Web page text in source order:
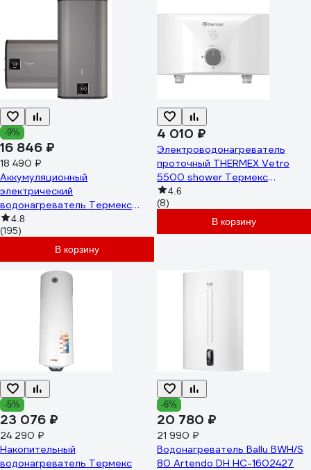
-9%
16 846 ₽
18 490 ₽
Аккумуляционный
электрический
водонагреватель Термекс
Fora 50 ЭдЭБ03556
4.8
(195)
В корзину
4 010 ₽
Электроводонагреватель
проточный THERMEX Vetro
5500 shower Термекс
ЭдЭБ04862
4.6
(8)
В корзину
-5%
23 076 ₽
24 290 ₽
Накопительный
водонагреватель Термекс
-6%
20 780 ₽
21 990 ₽
Водонагреватель Ballu BWH/S
80 Artendo DH НС-1602427